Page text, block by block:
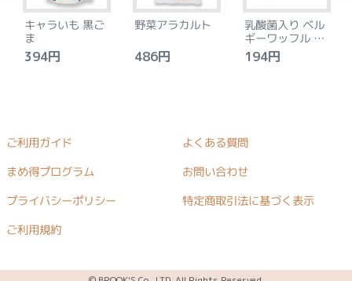
キャラいも 黒ご
ま
394円
野菜アラカルト
486円
乳酸菌入り ベル
ギーワッフル プ
レーン
194円
ご利用ガイド よくある質問
まめ得プログラム お問い合わせ
プライバシーポリシー 特定商取引法に基づく表示
ご利用規約